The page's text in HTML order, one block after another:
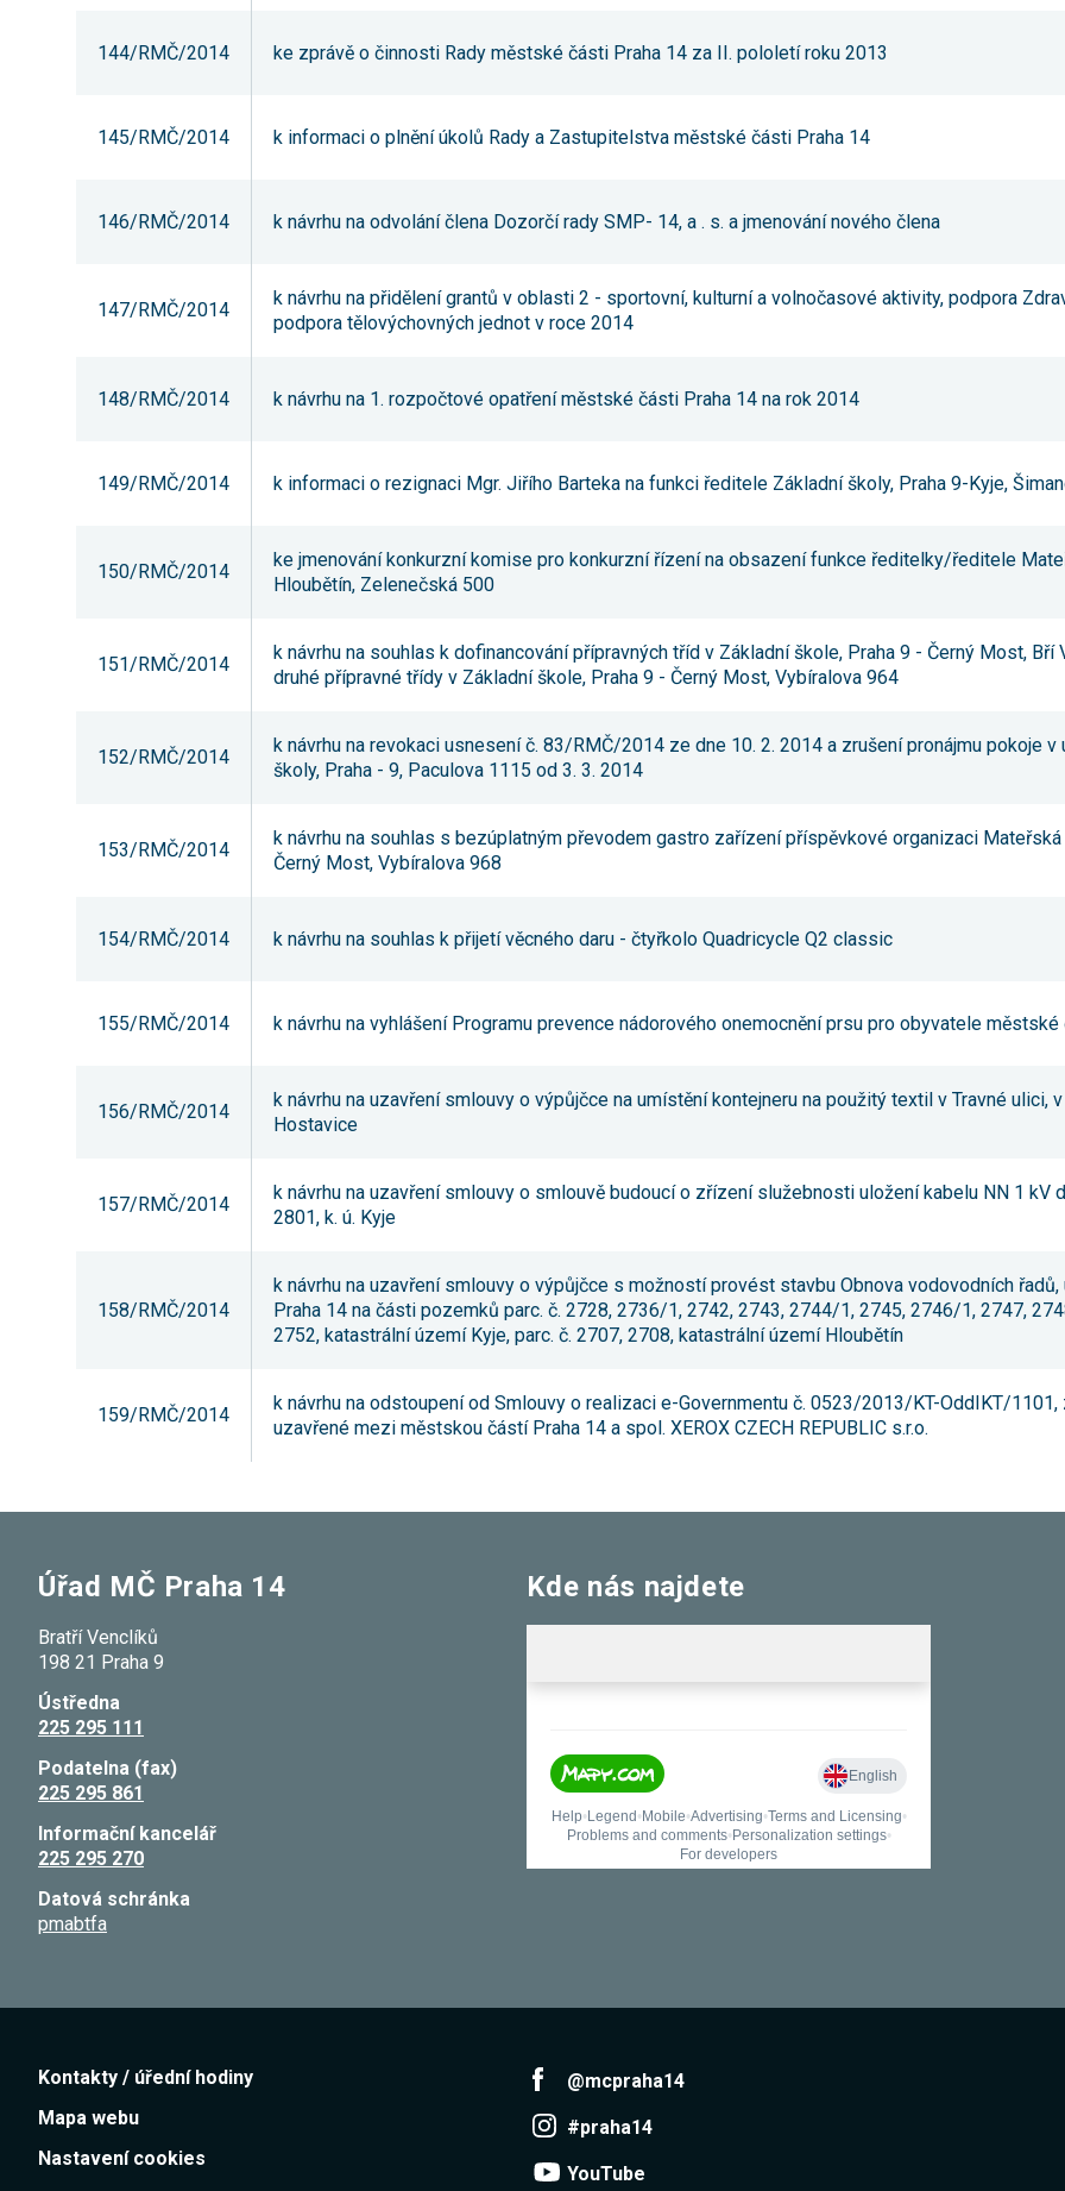
144/RMČ/2014 ke zprávě o činnosti Rady městské části Praha 14 za II. pololetí roku 2013
145/RMČ/2014 k informaci o plnění úkolů Rady a Zastupitelstva městské části Praha 14
146/RMČ/2014 k návrhu na odvolání člena Dozorčí rady SMP- 14, a . s. a jmenování nového člena
147/RMČ/2014
k návrhu na přidělení grantů v oblasti 2 - sportovní, kulturní a volnočasové aktivity, podpora
podpora tělovýchovných jednot v roce 2014
148/RMČ/2014 k návrhu na 1. rozpočtové opatření městské části Praha 14 na rok 2014
149/RMČ/2014 k informaci o rezignaci Mgr. Jiřího Barteka na funkci ředitele Základní školy, Praha 9-Kyje,
150/RMČ/2014
ke jmenování konkurzní komise pro konkurzní řízení na obsazení funkce ředitelky/ředitele
Hloubětín, Zelenečská 500
151/RMČ/2014
k návrhu na souhlas k dofinancování přípravných tříd v Základní škole, Praha 9 - Černý Most, Bří
druhé přípravné třídy v Základní škole, Praha 9 - Černý Most, Vybíralova 964
152/RMČ/2014
k návrhu na revokaci usnesení č. 83/RMČ/2014 ze dne 10. 2. 2014 a zrušení pronájmu pokoje
školy, Praha - 9, Paculova 1115 od 3. 3. 2014
153/RMČ/2014
k návrhu na souhlas s bezúplatným převodem gastro zařízení příspěvkové organizaci Mateřská
Černý Most, Vybíralova 968
154/RMČ/2014 k návrhu na souhlas k přijetí věcného daru - čtyřkolo Quadricycle Q2 classic
155/RMČ/2014 k návrhu na vyhlášení Programu prevence nádorového onemocnění prsu pro obyvatele
156/RMČ/2014
k návrhu na uzavření smlouvy o výpůjčce na umístění kontejneru na použitý textil v Travné ulici, v
Hostavice
157/RMČ/2014
k návrhu na uzavření smlouvy o smlouvě budoucí o zřízení služebnosti uložení kabelu NN 1 kV
2801, k. ú. Kyje
158/RMČ/2014
k návrhu na uzavření smlouvy o výpůjčce s možností provést stavbu Obnova vodovodních
Praha 14 na části pozemků parc. č. 2728, 2736/1, 2742, 2743, 2744/1, 2745, 2746/1, 2747,
2752, katastrální území Kyje, parc. č. 2707, 2708, katastrální území Hloubětín
159/RMČ/2014
k návrhu na odstoupení od Smlouvy o realizaci e-Governmentu č. 0523/2013/KT-OddIKT/1101,
uzavřené mezi městskou částí Praha 14 a spol. XEROX CZECH REPUBLIC s.r.o.
Úřad MČ Praha 14
Bratří Venclíků
198 21 Praha 9
Ústředna
225 295 111
Podatelna (fax)
225 295 861
Informační kancelář
225 295 270
Datová schránka
pmabtfa
Kde nás najdete
Kontakty / úřední hodiny
Mapa webu
Nastavení cookies
@mcpraha14
#praha14
YouTube
používáme my
vhodné obsahy
nebo reklamy jak na
třetích subjektů.
Díky tomu můžeme
profily. Na základě
bezprostřední
identifikace Vaší
pseudonymizované
údaje. Pokud
a reklam
přizpůsobených
Vašim zájmům.